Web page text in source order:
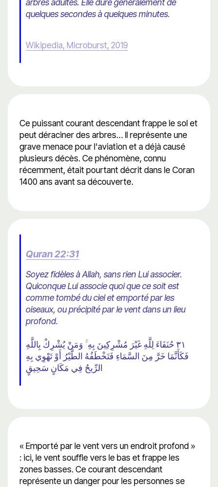
arbres adultes. Elle dure généralement de
quelques secondes à quelques minutes.
Wikipedia, Microburst, 2019
Ce puissant courant descendant frappe le sol et
peut déraciner des arbres… Il représente une
grave menace pour l'aviation et a déjà causé
plusieurs décès. Ce phénomène, connu
récemment, était pourtant décrit dans le Coran
1400 ans avant sa découverte.
Quran 22:31
Soyez fidèles à Allah, sans rien Lui associer.
Quiconque Lui associe quoi que ce soit est
comme tombé du ciel et emporté par les
oiseaux, ou précipité par le vent dans un lieu
profond.
٣١ حُنَفَاءَ لِلَّهِ غَيْرَ مُشْرِكِينَ بِهِ ۚ وَمَنْ يُشْرِكْ بِاللَّهِ
فَكَأَنَّمَا خَرَّ مِنَ السَّمَاءِ فَتَخْطَفُهُ الطَّيْرُ أَوْ تَهْوِي بِهِ
الرِّيحُ فِي مَكَانٍ سَحِيقٍ
« Emporté par le vent vers un endroit profond »
: ici, le vent souffle vers le bas et frappe les
zones basses. Ce courant descendant
représente un danger pour les personnes se